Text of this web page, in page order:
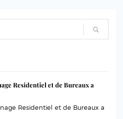
Residentiel et de Bureaux a
Residentiel et de Bureaux a